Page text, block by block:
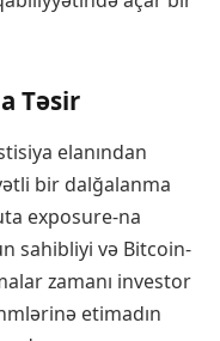
Təsir
elanından
bir dalğalanma
exposure-na
sahibliyi və Bitcoin-
zamanı investor
etimadın